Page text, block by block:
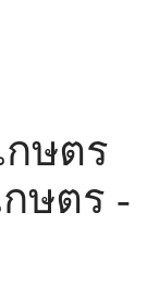
กษตร
ษตร -